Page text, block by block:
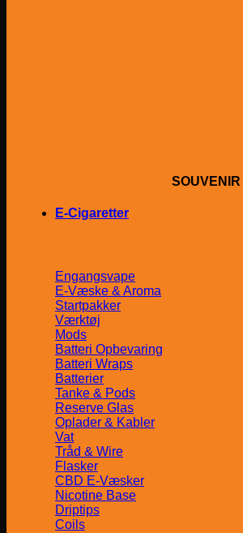
SOUVENIR
E-Cigaretter
Engangsvape
E-Væske & Aroma
Startpakker
Værktøj
Mods
Batteri Opbevaring
Batteri Wraps
Batterier
Tanke & Pods
Reserve Glas
Oplader & Kabler
Vat
Tråd & Wire
Flasker
CBD E-Væsker
Nicotine Base
Driptips
Coils